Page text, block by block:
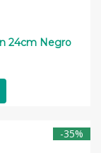
24cm Negro
-35%